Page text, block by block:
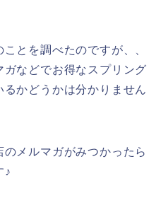
とを調べたのですが、、
などでお得なスプリング
かどうかは分かりません
メルマガがみつかったら
♪